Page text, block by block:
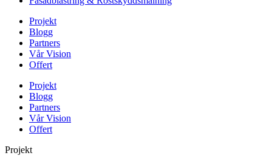
Projekt
Blogg
Partners
Vår Vision
Offert
Projekt
Blogg
Partners
Vår Vision
Offert
Projekt